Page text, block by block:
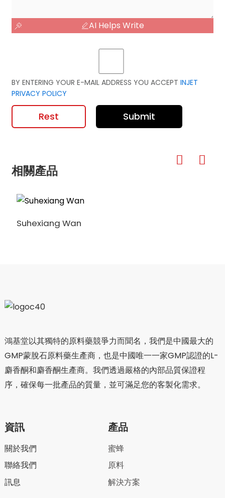
AI Helps Write
BY ENTERING YOUR E-MAIL ADDRESS YOU ACCEPT INJET
PRIVACY POLICY
Rest Submit
相關產品
Suhexiang Wan
鴻基堂以其獨特的原料藥競爭力而聞名，我們是中國最大的
GMP蒙脫石原料藥生產商，也是中國唯一一家GMP認證的L-
麝香酮和麝香酮生產商。我們透過嚴格的內部品質保證程
序，確保每一批產品的質量，並可滿足您的客製化需求。
資訊
關於我們
聯絡我們
訊息
產品
蜜蜂
原料
解決方案